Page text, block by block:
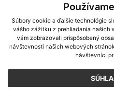
Súbory cookie a ďalšie technológie
vášho zážitku z prehliadania našich
vám zobrazovali prispôsobený
návštevnosti našich webových
návštevníci
využite možnosť získavania
CMS systém (redakčný) systém
webex.digital, s.r.o.,
Posledná